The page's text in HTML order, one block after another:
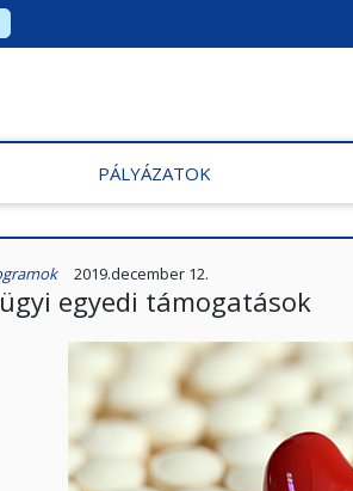
PÁLYÁZATOK
2019.december 12.
egyedi támogatások